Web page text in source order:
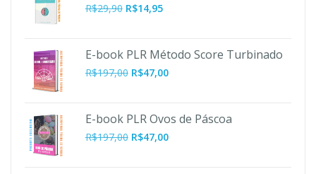
R$29,90 R$14,95
E-book PLR Método Score Turbinado
R$197,00 O
era:
R$197,00.
R$47,00O
é:
R$47,00.
E-book PLR Ovos de Páscoa
R$197,00 O
R$47,00O